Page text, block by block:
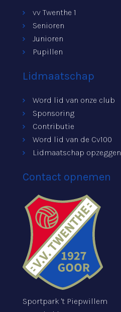
vv Twenthe 1
Senioren
Junioren
Pupillen
Lidmaatschap
Word lid van onze club
Sponsoring
Contributie
Word lid van de Cv100
Lidmaatschap opzeggen
Contact opnemen
Sportpark 't Piepwillem